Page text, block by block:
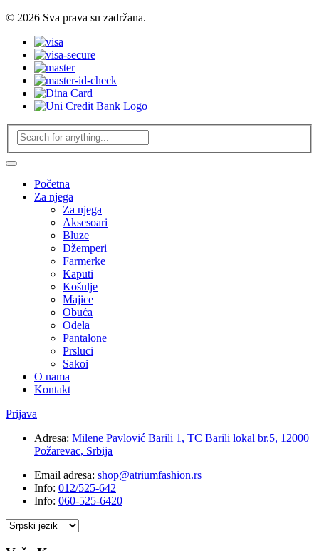
© 2026 Sva prava su zadržana.
Početna
Za njega
Za njega
Aksesoari
Bluze
Džemperi
Farmerke
Kaputi
Košulje
Majice
Obuća
Odela
Pantalone
Prsluci
Sakoi
O nama
Kontakt
Prijava
Adresa: Milene Pavlović Barili 1, TC Barili lokal br.5, 12000
Požarevac, Srbija
Email adresa: shop@atriumfashion.rs
Info: 012/525-642
Info: 060-525-6420